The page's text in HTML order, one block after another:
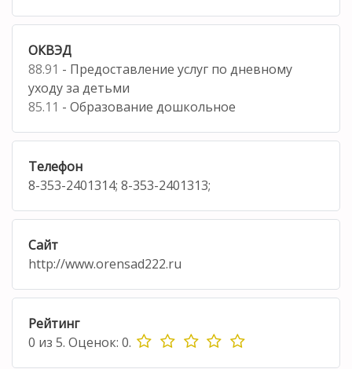
ОКВЭД
88.91 - Предоставление услуг по дневному
уходу за детьми
85.11 - Образование дошкольное
Телефон
8-353-2401314; 8-353-2401313;
Сайт
http://www.orensad222.ru
Рейтинг
0 из 5. Оценок: 0.